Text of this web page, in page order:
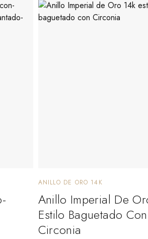
ANILLO DE ORO 14K
Anillo Imperial De
Estilo Baguetado Con
Circonia